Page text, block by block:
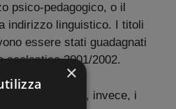
psico-pedagogico, o il
indirizzo linguistico. I titoli
essere stati guadagnati
scolastico 2001/2002.
di I e II grado, invece, i
×